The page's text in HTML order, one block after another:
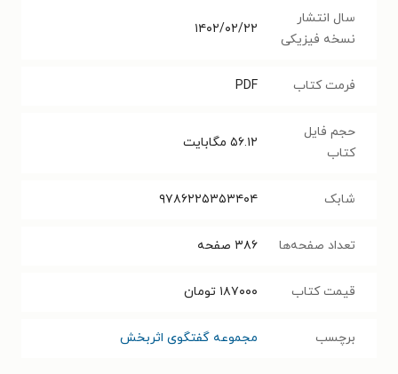
سال انتشار
نسخه فیزیکی
۱۴۰۲/۰۲/۲۲
فرمت کتاب PDF
حجم فایل
کتاب
۵۶.۱۲ مگابایت
شابک ۹۷۸۶۲۲۵۳۵۳۴۰۴
تعداد صفحه‌ها ۳۸۶ صفحه
قیمت کتاب ۱۸۷۰۰۰ تومان
برچسب مجموعه گفتگوی اثربخش